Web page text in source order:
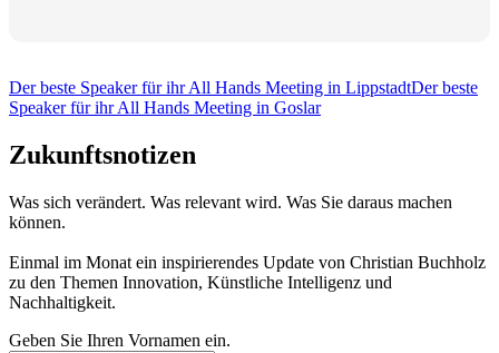
Der beste Speaker für ihr All Hands Meeting in LippstadtDer beste
Speaker für ihr All Hands Meeting in Goslar
Zukunftsnotizen
Was sich verändert. Was relevant wird. Was Sie daraus machen
können.
Einmal im Monat ein inspirierendes Update von Christian Buchholz
zu den Themen Innovation, Künstliche Intelligenz und
Nachhaltigkeit.
Geben Sie Ihren Vornamen ein.